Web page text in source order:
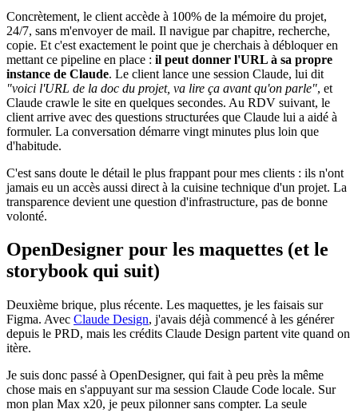
Concrètement, le client accède à 100% de la mémoire du projet,
24/7, sans m'envoyer de mail. Il navigue par chapitre, recherche,
copie. Et c'est exactement le point que je cherchais à débloquer en
mettant ce pipeline en place : il peut donner l'URL à sa propre
instance de Claude. Le client lance une session Claude, lui dit
"voici l'URL de la doc du projet, va lire ça avant qu'on parle", et
Claude crawle le site en quelques secondes. Au RDV suivant, le
client arrive avec des questions structurées que Claude lui a aidé à
formuler. La conversation démarre vingt minutes plus loin que
d'habitude.
C'est sans doute le détail le plus frappant pour mes clients : ils n'ont
jamais eu un accès aussi direct à la cuisine technique d'un projet. La
transparence devient une question d'infrastructure, pas de bonne
volonté.
OpenDesigner pour les maquettes (et le
storybook qui suit)
Deuxième brique, plus récente. Les maquettes, je les faisais sur
Figma. Avec Claude Design, j'avais déjà commencé à les générer
depuis le PRD, mais les crédits Claude Design partent vite quand on
itère.
Je suis donc passé à OpenDesigner, qui fait à peu près la même
chose mais en s'appuyant sur ma session Claude Code locale. Sur
mon plan Max x20, je peux pilonner sans compter. La seule